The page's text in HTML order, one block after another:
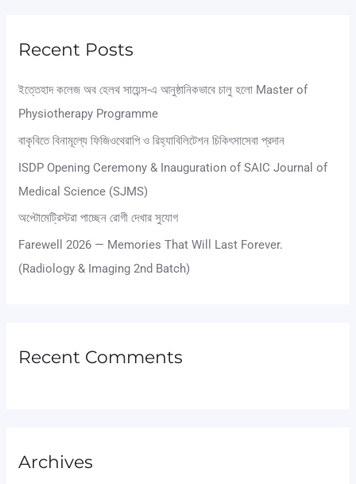
r
h
o
r
:
Recent Posts
ইত্তেহাদ কলেজ অব হেলথ সায়েন্স-এ আনুষ্ঠানিকভাবে চালু হলো Master of
Physiotherapy Programme
বাকৃবিতে বিনামূল্যে ফিজিওথেরাপি ও রিহ্যাবিলিটেশন চিকিৎসাসেবা প্রদান
ISDP Opening Ceremony & Inauguration of SAIC Journal of
Medical Science (SJMS)
অপ্টোমেট্রিস্টরা পাচ্ছেন রোগী দেখার সুযোগ
Farewell 2026 — Memories That Will Last Forever.
(Radiology & Imaging 2nd Batch)
Recent Comments
Archives